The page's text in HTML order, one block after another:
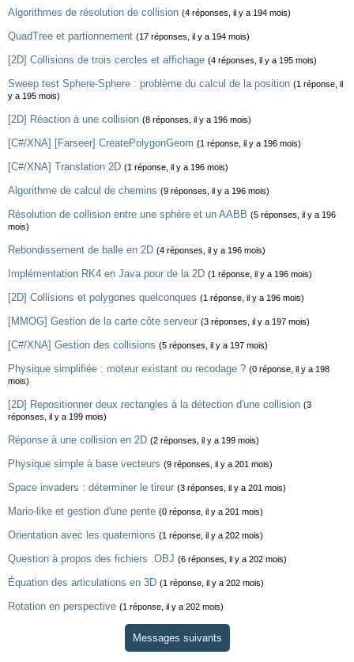
Algorithmes de résolution de collision (4 réponses, il y a 194 mois)
QuadTree et partionnement (17 réponses, il y a 194 mois)
[2D] Collisions de trois cercles et affichage (4 réponses, il y a 195 mois)
Sweep test Sphere-Sphere : problème du calcul de la position (1 réponse, il
y a 195 mois)
[2D] Réaction à une collision (8 réponses, il y a 196 mois)
[C#/XNA] [Farseer] CreatePolygonGeom (1 réponse, il y a 196 mois)
[C#/XNA] Translation 2D (1 réponse, il y a 196 mois)
Algorithme de calcul de chemins (9 réponses, il y a 196 mois)
Résolution de collision entre une sphère et un AABB (5 réponses, il y a 196
mois)
Rebondissement de balle en 2D (4 réponses, il y a 196 mois)
Implémentation RK4 en Java pour de la 2D (1 réponse, il y a 196 mois)
[2D] Collisions et polygones quelconques (1 réponse, il y a 196 mois)
[MMOG] Gestion de la carte côte serveur (3 réponses, il y a 197 mois)
[C#/XNA] Gestion des collisions (5 réponses, il y a 197 mois)
Physique simplifiée : moteur existant ou recodage ? (0 réponse, il y a 198
mois)
[2D] Repositionner deux rectangles à la détection d'une collision (3
réponses, il y a 199 mois)
Réponse à une collision en 2D (2 réponses, il y a 199 mois)
Physique simple à base vecteurs (9 réponses, il y a 201 mois)
Space invaders : déterminer le tireur (3 réponses, il y a 201 mois)
Mario-like et gestion d'une pente (0 réponse, il y a 201 mois)
Orientation avec les quaternions (1 réponse, il y a 202 mois)
Question à propos des fichiers .OBJ (6 réponses, il y a 202 mois)
Équation des articulations en 3D (1 réponse, il y a 202 mois)
Rotation en perspective (1 réponse, il y a 202 mois)
Messages suivants